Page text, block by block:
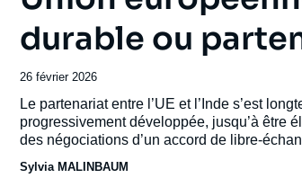
durable ou
Date
de
publication
26 février 2026
Accroche
Le partenariat entre l’UE et l’Inde s’est
progressivement développée, jusqu’à être
des négociations d’un accord de libre-
Sylvia MALINBAUM